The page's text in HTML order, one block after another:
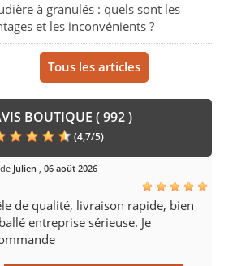
à granulés : quels sont les
et les inconvénients ?
Tous les articles
BOUTIQUE ( 992 )
(4,7/5)
Julien, 06 août 2026
de qualité, livraison rapide, bien
entreprise sérieuse. Je